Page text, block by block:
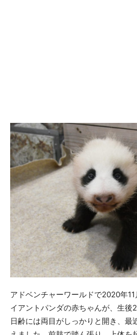
アドベンチャーワールドで2020年
イアントパンダの赤ちゃんが、生
日齢には両目がしっかりと開き、最